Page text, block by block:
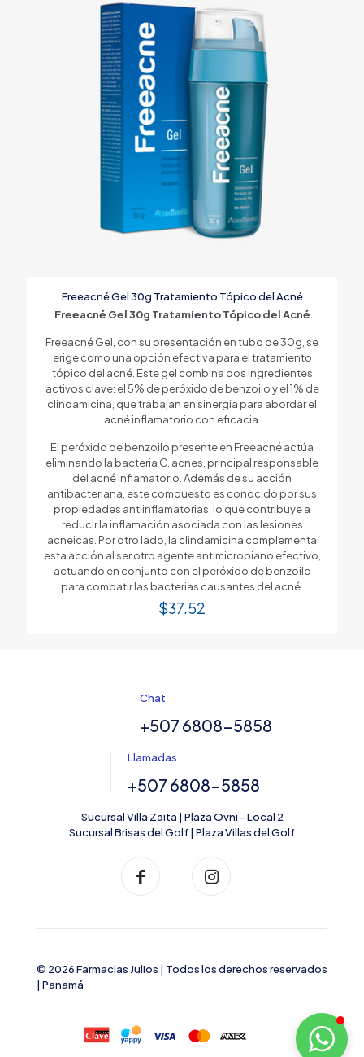
Freeacné Gel 30g Tratamiento Tópico del Acné
Freeacné Gel 30g Tratamiento Tópico del Acné
Freeacné Gel, con su presentación en tubo de 30g, se
erige como una opción efectiva para el tratamiento
tópico del acné. Este gel combina dos ingredientes
activos clave: el 5% de peróxido de benzoilo y el 1% de
clindamicina, que trabajan en sinergia para abordar el
acné inflamatorio con eficacia.
El peróxido de benzoilo presente en Freeacné actúa
eliminando la bacteria C. acnes, principal responsable
del acné inflamatorio. Además de su acción
antibacteriana, este compuesto es conocido por sus
propiedades antiinflamatorias, lo que contribuye a
reducir la inflamación asociada con las lesiones
acneicas. Por otro lado, la clindamicina complementa
esta acción al ser otro agente antimicrobiano efectivo,
actuando en conjunto con el peróxido de benzoilo
para combatir las bacterias causantes del acné.
$37.52
Chat
+507 6808-5858
Llamadas
+507 6808-5858
Sucursal Villa Zaita | Plaza Ovni - Local 2
Sucursal Brisas del Golf | Plaza Villas del Golf
© 2026 Farmacias Julios | Todos los derechos reservados
| Panamá